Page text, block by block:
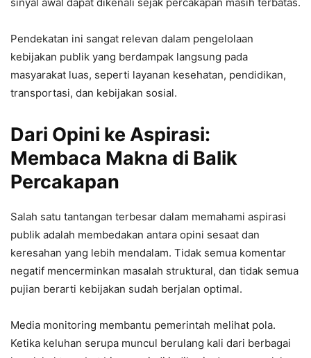
Pendekatan ini sangat relevan dalam pengelolaan
kebijakan publik yang berdampak langsung pada
masyarakat luas, seperti layanan kesehatan, pendidikan,
transportasi, dan kebijakan sosial.
Dari Opini ke Aspirasi:
Membaca Makna di Balik
Percakapan
Salah satu tantangan terbesar dalam memahami aspirasi
publik adalah membedakan antara opini sesaat dan
keresahan yang lebih mendalam. Tidak semua komentar
negatif mencerminkan masalah struktural, dan tidak semua
pujian berarti kebijakan sudah berjalan optimal.
Media monitoring membantu pemerintah melihat pola.
Ketika keluhan serupa muncul berulang kali dari berbagai